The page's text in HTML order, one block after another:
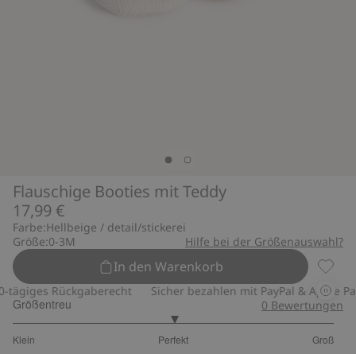
Flauschige Booties mit Teddy
17,99 €
Farbe:Hellbeige / detail/stickerei
Größe:0-3M Hilfe bei der Größenauswahl?
In den Warenkorb
Rückgaberecht Sicher bezahlen mit PayPal & Apple Pay
Größentreu
Klein Perfekt Groß
von
0 Bewertungen